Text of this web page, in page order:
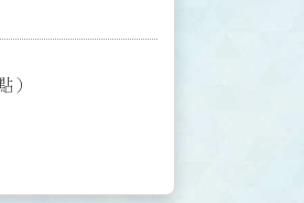
）